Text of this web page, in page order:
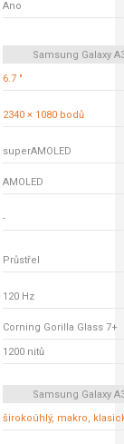
Ano
Samsung Galaxy
6.7 "
2340 × 1080 bodů
superAMOLED
AMOLED
-
Průstřel
120 Hz
Corning Gorilla Glass 7+
1200 nitů
Samsung Galaxy
širokoúhlý, makro,